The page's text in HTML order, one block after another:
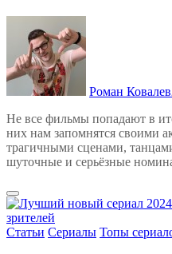
Роман Ковалев
Не все фильмы попадают в
них нам запомнятся своими
трагичными сценами,
шуточные и серьёзные
Статьи Сериалы Топы